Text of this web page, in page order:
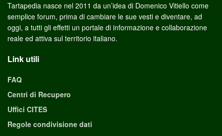
Tartapedia nasce nel 2011 da un’idea di Domenico Vitiello come
semplice forum, prima di cambiare le sue vesti e diventare, ad
oggi, a tutti gli effetti un portale di informazione e collaborazione
reale ed attiva sul territorio italiano.
Link utili
FAQ
Centri di Recupero
Uffici CITES
Regole condivisione dati